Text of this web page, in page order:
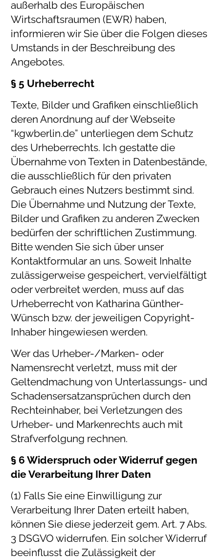
außerhalb des Europäischen
Wirtschaftsraumen (EWR) haben,
informieren wir Sie über die Folgen dieses
Umstands in der Beschreibung des
Angebotes.
§ 5 Urheberrecht
Texte, Bilder und Grafiken einschließlich
deren Anordnung auf der Webseite
“kgwberlin.de” unterliegen dem Schutz
des Urheberrechts. Ich gestatte die
Übernahme von Texten in Datenbestände,
die ausschließlich für den privaten
Gebrauch eines Nutzers bestimmt sind.
Die Übernahme und Nutzung der Texte,
Bilder und Grafiken zu anderen Zwecken
bedürfen der schriftlichen Zustimmung.
Bitte wenden Sie sich über unser
Kontaktformular an uns. Soweit Inhalte
zulässigerweise gespeichert, vervielfältigt
oder verbreitet werden, muss auf das
Urheberrecht von Katharina Günther-
Wünsch bzw. der jeweiligen Copyright-
Inhaber hingewiesen werden.
Wer das Urheber-/Marken- oder
Namensrecht verletzt, muss mit der
Geltendmachung von Unterlassungs- und
Schadensersatzansprüchen durch den
Rechteinhaber, bei Verletzungen des
Urheber- und Markenrechts auch mit
Strafverfolgung rechnen.
§ 6 Widerspruch oder Widerruf gegen
die Verarbeitung Ihrer Daten
(1) Falls Sie eine Einwilligung zur
Verarbeitung Ihrer Daten erteilt haben,
können Sie diese jederzeit gem. Art. 7 Abs.
3 DSGVO widerrufen. Ein solcher Widerruf
beeinflusst die Zulässigkeit der